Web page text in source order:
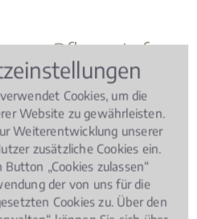
zu Pflegestufe
(Update 29.07.2026)
muss die
zahlen?
Cookies, um die
Website zu gewährleisten.
Weiterentwicklung unserer
zusätzliche Cookies ein.
„Cookies zulassen“
der von uns für die
Cookies zu. Über den